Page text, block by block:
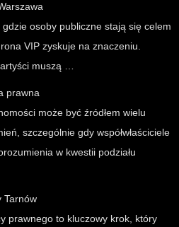
osoby publiczne stają się celem
VIP zyskuje na znaczeniu.
muszą …
prawna
może być źródłem wielu
szczególnie gdy współwłaściciele
w kwestii podziału
Tarnów
prawnego to kluczowy krok, który